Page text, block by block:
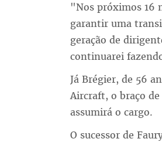
"Nos próximos 16
garantir uma
geração de
continuarei
Já Brégier, de 56
Aircraft, o braço
assumirá o cargo.
O sucessor de